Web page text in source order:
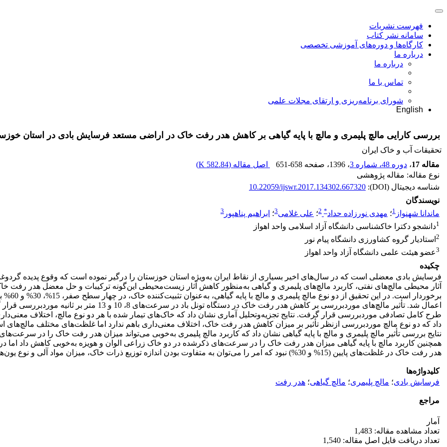
فهرست نشریات
سامانه نشر کتاب
کارگاه‌ها و دوره‌های آموزشی تخصصی
درباره ما
درباره ما
تماس با ما
شورای برنامه‌ریزی و ارتقای مجلات علمی
English
بررسی کارایی مالچ پلیمری و مالچ با پایه گیاهی بر کاهش هدر رفت خاک در اراضی مستعد فرسایش بادی در استان
تحقیقات آب و خاک ایران
مقاله 17
، دوره 48، شماره 3 ، 1396 ، صفحه 651-658 اصل مقاله (582.84 K
)
نوع مقاله: مقاله پژوهشی
شناسه دیجیتال (DOI):
10.22059/ijswr.2017.134302.667320
نویسندگان
ماندانا شهنواز 1؛ مهدی نورزاده حداد*
2؛ علی غلامی3؛ ابراهیم پناهپور 3
1دانشجو دکترا خاکشناسی دانشگاه آزاد اسلامی واحد اهواز
2 استادیار گروه کشاورزی دانشگاه پیام نور
3عضو هیئت علمی دانشگاه آزاد واحد اهواز
چکیده
فرسایش بادی معضلی است که در سال‌های اخیر بسیاری از نقاط ایران به‌ویژه استان خوزستان را درگیر نموده است که وقوع پدیده
آثار محیطی مالچ‌های نفتی، کاربرد مالچ‌های پلیمری و گیاهی به‌منظور کاهش آثار زیست‌محیطی این‌گونه ترکیبات و حل معضل هدر
اعمال شد. تأثیر مالچ‌های موردبررسی بر کاهش هدر رفت خاک
طرح کامل تصادفی موردبررسی قرار گرفت. نتایج تجزیه‌وتحلیل آماری نشان داد که خاک‌های تیمار شده با هر دو نوع مالچ، اختلاف
داد که دو نوع مالچ موردبررسی ازنظر تأثیر بر میزان کاهش هدر رفت خاک، اختلاف معنی‌داری باهم ندارد اما غلظت‌های مختلف
همچنین کاربرد مالچ با پایه گیاهی میزان هدر رفت خاک را در سرعت‌های ذکرشده در دو خاک زراعی الوان و هویزه به‌خوبی کاهش داد اما در
هدر رفت خاک در غلظت‌های پایین (15% و 30%) نبود که امر را می‌توان به متفاوت بودن اندازه توزیع ذرات خاک، میزان مواد آلی و نوع یون‌های موجود در خاک‌ها مرتبط دانست.
کلیدواژه‌ها
فرسایش بادی؛ مالچ پلیمری؛ مالچ گیاهی؛ هدر رفت
مراجع
آمار
تعداد مشاهده مقاله: 1,483
تعداد دریافت فایل اصل مقاله: 1,540